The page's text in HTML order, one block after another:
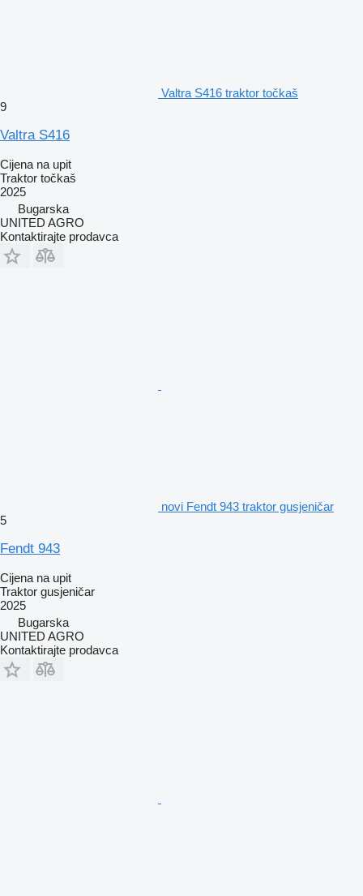
Valtra S416 traktor točkaš
9
Valtra S416
Cijena na upit
Traktor točkaš
2025
Bugarska
UNITED AGRO
Kontaktirajte prodavca
novi Fendt 943 traktor gusjeničar
5
Fendt 943
Cijena na upit
Traktor gusjeničar
2025
Bugarska
UNITED AGRO
Kontaktirajte prodavca